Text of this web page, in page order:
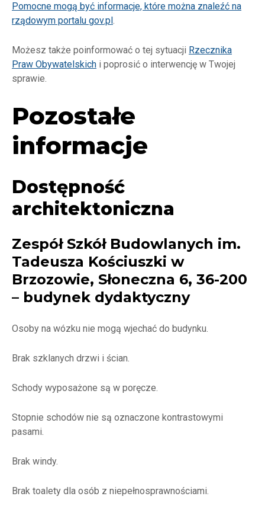
Pomocne mogą być informacje, które można znaleźć na
rządowym portalu gov.pl.
Możesz także poinformować o tej sytuacji Rzecznika
Praw Obywatelskich i poprosić o interwencję w Twojej
sprawie.
Pozostałe
informacje
Dostępność
architektoniczna
Zespół Szkół Budowlanych im.
Tadeusza Kościuszki w
Brzozowie, Słoneczna 6, 36-200
– budynek dydaktyczny
Osoby na wózku nie mogą wjechać do budynku.
Brak szklanych drzwi i ścian.
Schody wyposażone są w poręcze.
Stopnie schodów nie są oznaczone kontrastowymi
pasami.
Brak windy.
Brak toalety dla osób z niepełnosprawnościami.